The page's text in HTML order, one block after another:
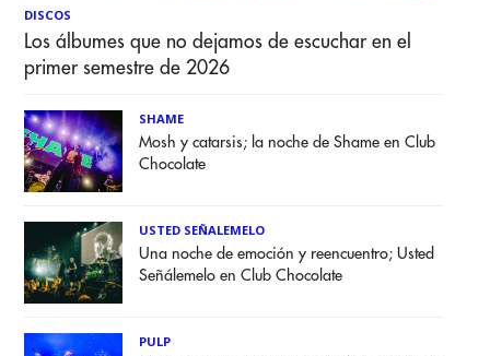
DISCOS
Los álbumes que no dejamos de escuchar en el
primer semestre de 2026
SHAME
Mosh y catarsis; la noche de Shame en Club
Chocolate
USTED SEÑALEMELO
Una noche de emoción y reencuentro; Usted
Señálemelo en Club Chocolate
PULP